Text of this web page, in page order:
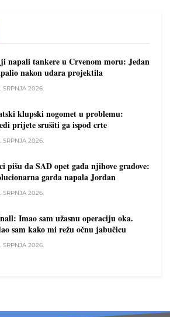
napali tankere u Crvenom moru: Jedan
nakon udara projektila
SRPNJA 2026.
klupski nogomet u problemu:
prijete srušiti ga ispod crte
SRPNJA 2026.
pišu da SAD opet gađa njihove gradove:
garda napala Jordan
SRPNJA 2026.
Imao sam užasnu operaciju oka.
sam kako mi režu očnu jabučicu
SRPNJA 2026.